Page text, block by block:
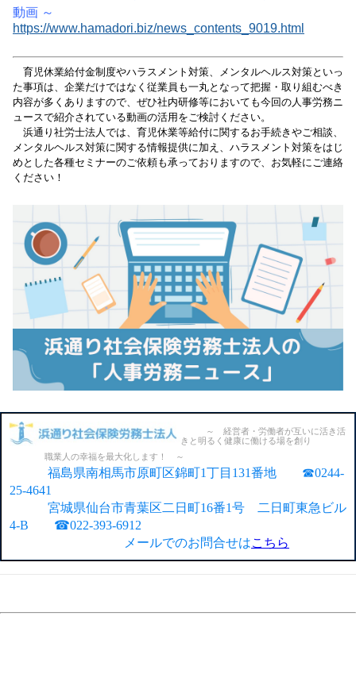
動画 ～
https://www.hamadori.biz/news_contents_9019.html
育児休業給付金制度やハラスメント対策、メンタルヘルス対策といっ
た事項は、企業だけではなく従業員も一丸となって把握・取り組むべき
内容が多くありますので、ぜひ社内研修等においても今回の人事労務ニ
ュースで紹介されている動画の活用をご検討ください。
浜通り社労士法人では、育児休業等給付に関するお手続きやご相談、
メンタルヘルス対策に関する情報提供に加え、ハラスメント対策をはじ
めとした各種セミナーのご依頼も承っておりますので、お気軽にご連絡
ください！
～ 経営者・労働者が互いに活き活
きと明るく健康に働ける場を創り
職業人の幸福を最大化します！ ～
福島県南相馬市原町区錦町1丁目131番地 ☎0244-
25-4641
宮城県仙台市青葉区二日町16番1号 二日町東急ビル
4-B ☎022-393-6912
メールでのお問合せはこちら